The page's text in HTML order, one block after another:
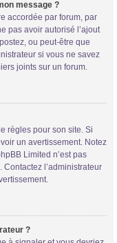
message ?
accordée par forum, par
pas avoir autorisé l’ajout
ou peut-être que
si vous ne savez
joints sur un forum.
règles pour son site. Si
un avertissement. Notez
Limited n’est pas
l’administrateur
?